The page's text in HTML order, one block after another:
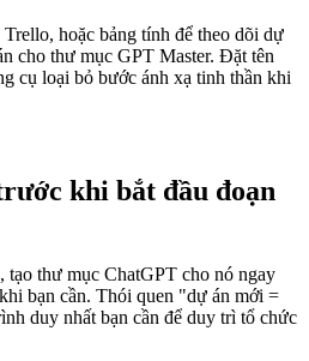
hoặc bảng tính để theo dõi dự
cho thư mục GPT Master. Đặt tên
cụ loại bỏ bước ánh xạ tinh thần khi
khi bắt đầu đoạn
tạo thư mục ChatGPT cho nó ngay
bạn cần. Thói quen "dự án mới =
duy nhất bạn cần để duy trì tổ chức